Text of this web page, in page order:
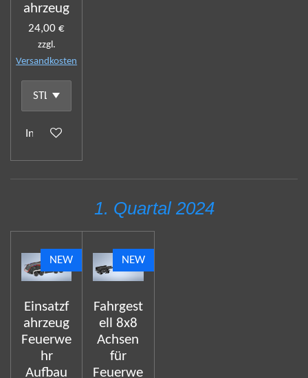
ahrzeug
24,00 €
zzgl.
Versandkosten
In den Warenkorb
1. Quartal 2024
NEW
Einsatzf
ahrzeug
Feuerwe
hr
Aufbau
NEW
Fahrgest
ell 8x8
Achsen
für
Feuerwe